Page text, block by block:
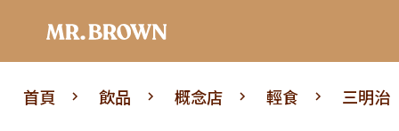
首頁 飲品 概念店 輕食 三明治